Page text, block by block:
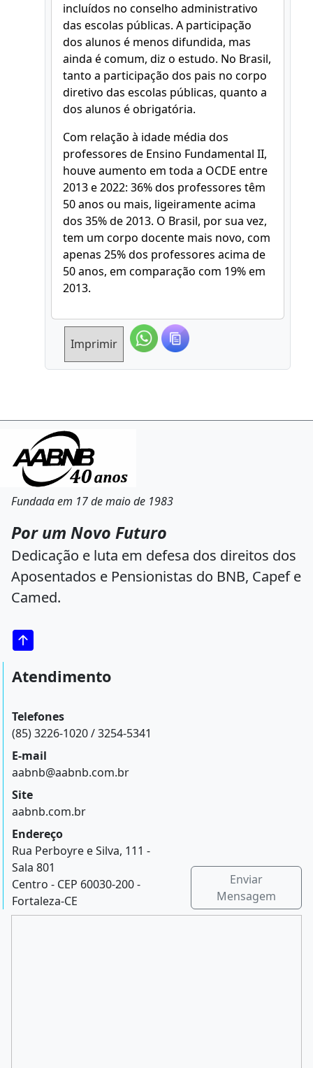
incluídos no conselho administrativo
das escolas públicas. A participação
dos alunos é menos difundida, mas
ainda é comum, diz o estudo. No Brasil,
tanto a participação dos pais no corpo
diretivo das escolas públicas, quanto a
dos alunos é obrigatória.
Com relação à idade média dos
professores de Ensino Fundamental II,
houve aumento em toda a OCDE entre
2013 e 2022: 36% dos professores têm
50 anos ou mais, ligeiramente acima
dos 35% de 2013. O Brasil, por sua vez,
tem um corpo docente mais novo, com
apenas 25% dos professores acima de
50 anos, em comparação com 19% em
2013.
Imprimir
Fundada em 17 de maio de 1983
Por um Novo Futuro
Dedicação e luta em defesa dos direitos dos
Aposentados e Pensionistas do BNB, Capef e
Camed.
Atendimento
Telefones
(85) 3226-1020 / 3254-5341
E-mail
aabnb@aabnb.com.br
Site
aabnb.com.br
Endereço
Rua Perboyre e Silva, 111 -
Sala 801
Centro - CEP 60030-200 -
Fortaleza-CE
Enviar
Mensagem